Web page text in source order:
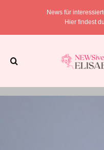
News für
Hier findest